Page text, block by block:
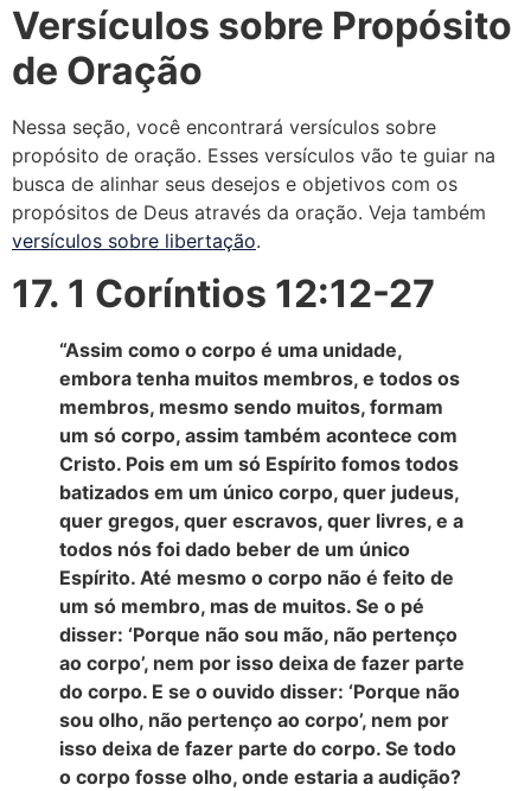
Versículos sobre Propósito
de Oração
Nessa seção, você encontrará versículos sobre
propósito de oração. Esses versículos vão te guiar na
busca de alinhar seus desejos e objetivos com os
propósitos de Deus através da oração. Veja também
versículos sobre libertação.
17. 1 Coríntios 12:12-27
“Assim como o corpo é uma unidade,
embora tenha muitos membros, e todos os
membros, mesmo sendo muitos, formam
um só corpo, assim também acontece com
Cristo. Pois em um só Espírito fomos todos
batizados em um único corpo, quer judeus,
quer gregos, quer escravos, quer livres, e a
todos nós foi dado beber de um único
Espírito. Até mesmo o corpo não é feito de
um só membro, mas de muitos. Se o pé
disser: ‘Porque não sou mão, não pertenço
ao corpo’, nem por isso deixa de fazer parte
do corpo. E se o ouvido disser: ‘Porque não
sou olho, não pertenço ao corpo’, nem por
isso deixa de fazer parte do corpo. Se todo
o corpo fosse olho, onde estaria a audição?